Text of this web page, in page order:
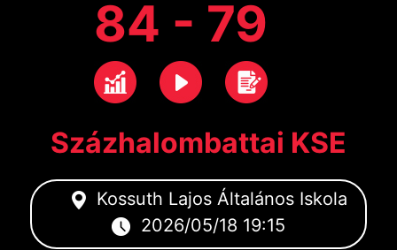
84 - 79
Százhalombattai KSE
Kossuth Lajos Általános Iskola
2026/05/18 19:15